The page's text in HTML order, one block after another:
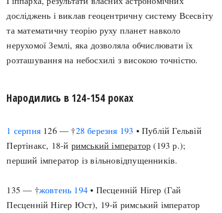
досліджень і виклав геоцентричну систему Всесвіту
та математичну теорію руху планет навколо
нерухомої Землі, яка дозволяла обчислювати їх
розташування на небосхилі з високою точністю.
Народились в 124-154 роках
1 серпня 126 — †28 березня 193 • Публій Гельвій
Пертінакс, 18-й римський імператор (193 р.);
перший імператор із вільновідпущенників.
135 — †жовтень 194 • Песценній Нігер (Гай
Песценній Нігер Юст), 19-й римський імператор